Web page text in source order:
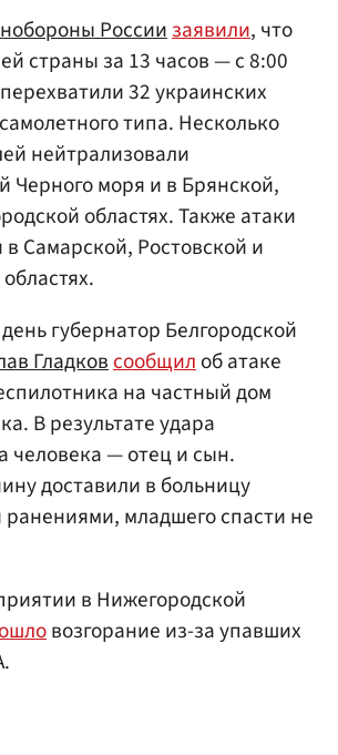
Россиизаявили, что
страны за 13 часов — с 8:00
32 украинских
типа. Несколько
нейтрализовали
Черного моря и в Брянской,
областях. Также атаки
Самарской, Ростовской и
губернатор Белгородской
Гладковсообщилоб атаке
на частный дом
В результате удара
человека — отец и сын.
доставили в больницу
младшего спасти не
в Нижегородской
возгорание из-за упавших